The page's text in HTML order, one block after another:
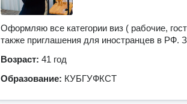
Оформляю все категории виз ( рабочие,
также приглашения для иностранцев в РФ.
Возраст: 41 год
Образование: КУБГУФКСТ